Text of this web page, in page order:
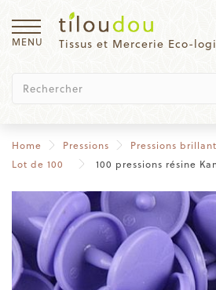
Tissus et Mercerie Eco-
MENU
Home Pressions
Pressions
Lot de 100
100 pressions résine